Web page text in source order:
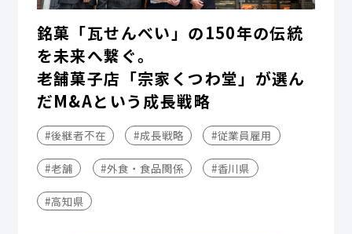
銘菓「瓦せんべい」の150年の伝統
を未来へ繋ぐ。
老舗菓子店「宗家くつわ堂」が選ん
だM&Aという成長戦略
#後継者不在 #成長戦略 #従業員雇用
#老舗 #外食・食品関係 #香川県
#高知県